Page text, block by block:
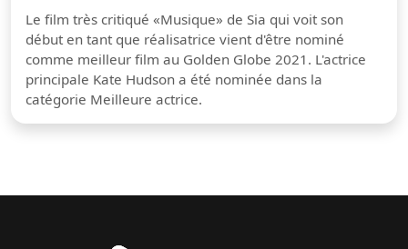
Le film très critiqué «Musique» de Sia qui voit son
début en tant que réalisatrice vient d'être nominé
comme meilleur film au Golden Globe 2021. L'actrice
principale Kate Hudson a été nominée dans la
catégorie Meilleure actrice.